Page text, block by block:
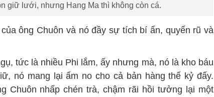
giữ lưới, nhưng Hang Ma thì không còn cá.
ông Chuôn và nó đầy sự tích bí ẩn, quyến rũ và
tức là nhiều Phi lắm, ấy nhưng mà, nó là kho báu
nó mang lại ấm no cho cả bản hàng thế kỷ đấy.
Chuôn nhấp chén trà, chậm rãi hồi tưởng lại một